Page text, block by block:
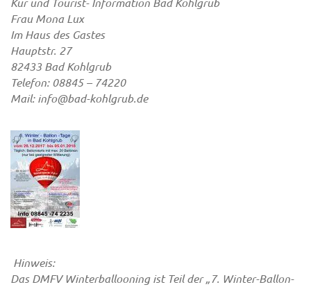
Frau Mona Lux
Im Haus des Gastes
Hauptstr. 27
82433 Bad Kohlgrub
Telefon: 08845 – 74220
Mail: info@bad-kohlgrub.de
Hinweis:
Das DMFV Winterballooning ist Teil der „7. Winter-Ballon-